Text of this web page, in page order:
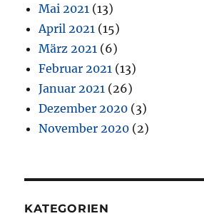
Mai 2021 (13)
April 2021 (15)
März 2021 (6)
Februar 2021 (13)
Januar 2021 (26)
Dezember 2020 (3)
November 2020 (2)
KATEGORIEN